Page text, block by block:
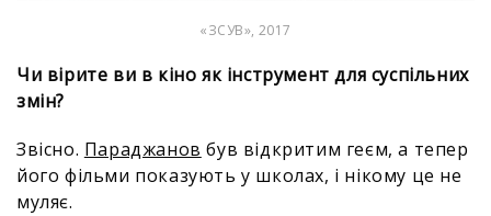
«ЗСУВ», 2017
Чи вірите ви в кіно як інструмент для суспільних
змін?
Звісно. Параджанов був відкритим геєм, а тепер
його фільми показують у школах, і нікому це не
муляє.